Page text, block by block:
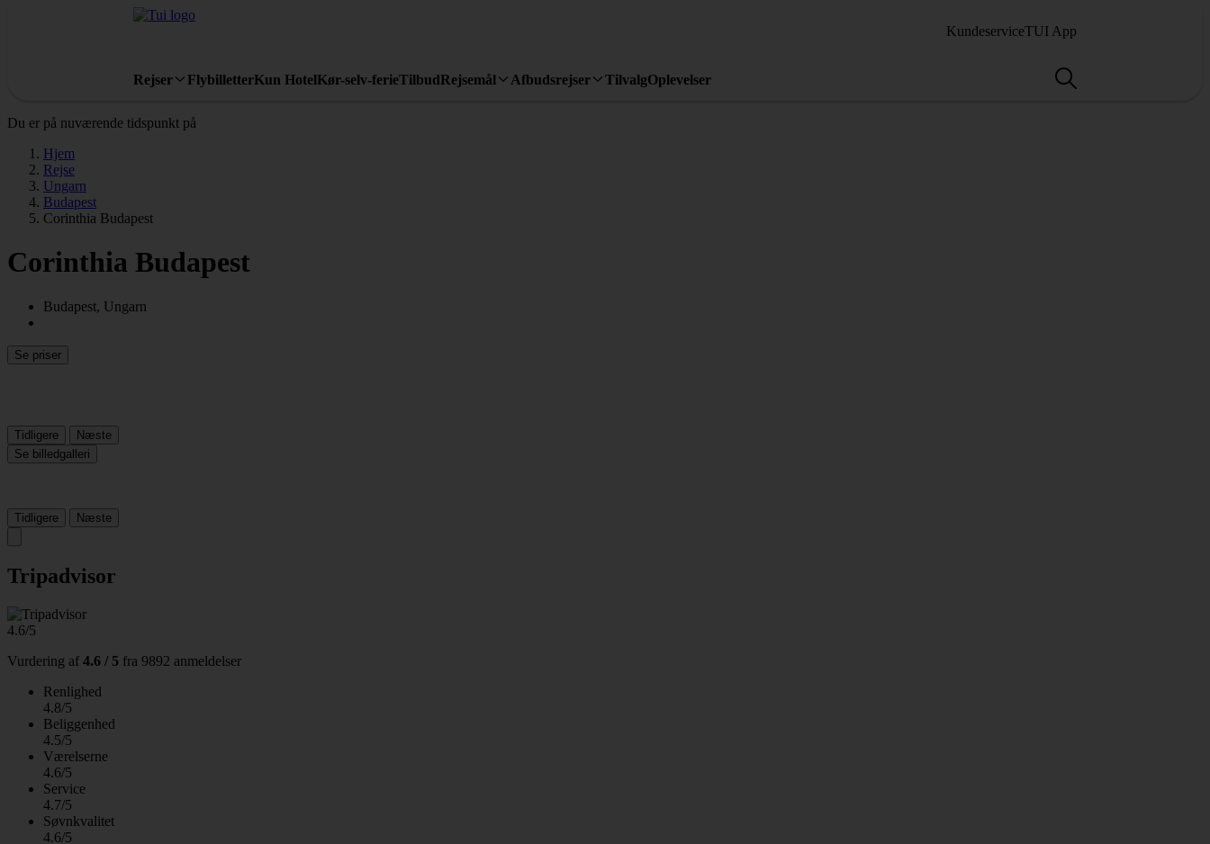
KundeserviceTUI App
Rejser FlybilletterKun HotelKør-selv-ferieTilbudRejsemål Afbudsrejser TilvalgOplevelser
Du er på nuværende tidspunkt på
Hjem
Rejse
Ungarn
Budapest
Corinthia Budapest
Corinthia Budapest
Budapest, Ungarn
Se priser
Tidligere
Næste
Se billedgalleri
Tidligere Næste
Tripadvisor
4.6/5
Vurdering af 4.6 / 5 fra 9892 anmeldelser
Renlighed
4.8/5
Beliggenhed
4.5/5
Værelserne
4.6/5
Service
4.7/5
Søvnkvalitet
4.6/5